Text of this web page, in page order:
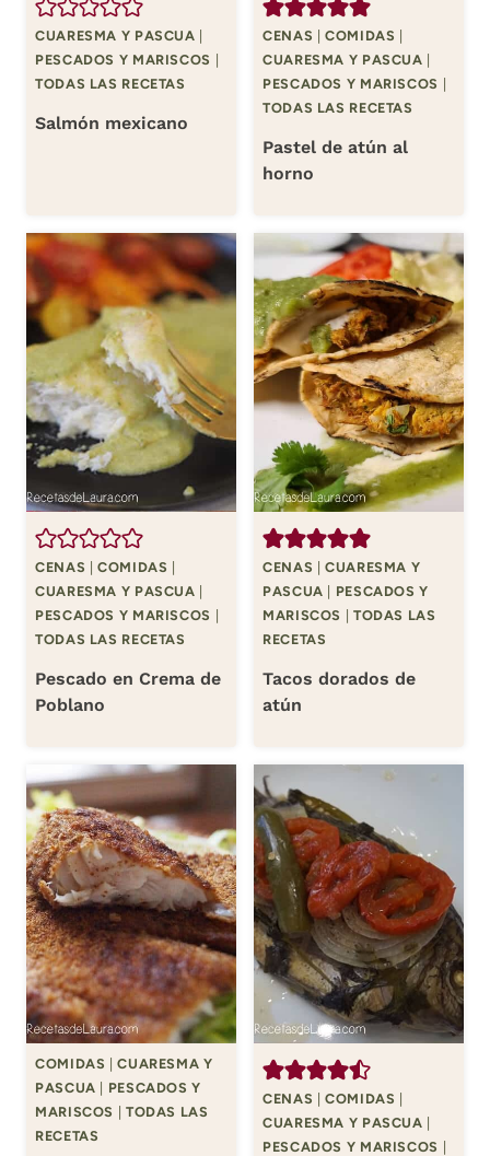
CUARESMA Y PASCUA
PESCADOS Y MARISCOS
TODAS LAS RECETAS
Salmón mexicano
CENAS |COMIDAS
CUARESMA Y PASCUA
PESCADOS Y MARISCOS
TODAS LAS RECETAS
Pastel de atún al
horno
CENAS |COMIDAS
CUARESMA Y PASCUA
PESCADOS Y MARISCOS
TODAS LAS RECETAS
Pescado en Crema de
Poblano
CENAS |CUARESMA Y
PASCUA
PESCADOS Y
MARISCOS
TODAS LAS
RECETAS
Tacos dorados de
atún
COMIDAS |CUARESMA Y
PASCUA
PESCADOS Y
MARISCOS
TODAS LAS
RECETAS
CENAS |COMIDAS
CUARESMA Y PASCUA
PESCADOS Y MARISCOS